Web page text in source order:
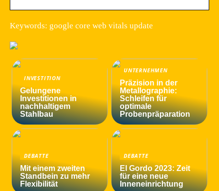
Keywords: google core web vitals update
INVESTITION
Gelungene
Investitionen in
nachhaltigem
Stahlbau
UNTERNEHMEN
Präzision in der
Metallographie:
Schleifen für
optimale
Probenpräparation
DEBATTE
Mit einem zweiten
Standbein zu mehr
Flexibilität
DEBATTE
El Gordo 2023: Zeit
für eine neue
Inneneinrichtung